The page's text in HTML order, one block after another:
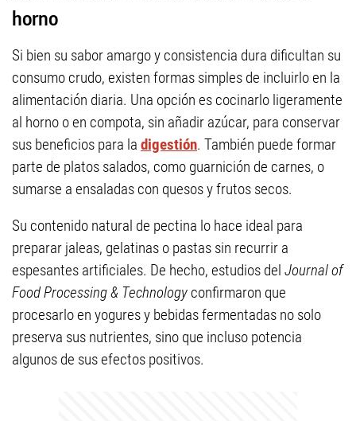
horno
Si bien su sabor amargo y consistencia dura dificultan su
consumo crudo, existen formas simples de incluirlo en la
alimentación diaria. Una opción es cocinarlo ligeramente
al horno o en compota, sin añadir azúcar, para conservar
sus beneficios para la digestión. También puede formar
parte de platos salados, como guarnición de carnes, o
sumarse a ensaladas con quesos y frutos secos.
Su contenido natural de pectina lo hace ideal para
preparar jaleas, gelatinas o pastas sin recurrir a
espesantes artificiales. De hecho, estudios del Journal of
Food Processing & Technology confirmaron que
procesarlo en yogures y bebidas fermentadas no solo
preserva sus nutrientes, sino que incluso potencia
algunos de sus efectos positivos.